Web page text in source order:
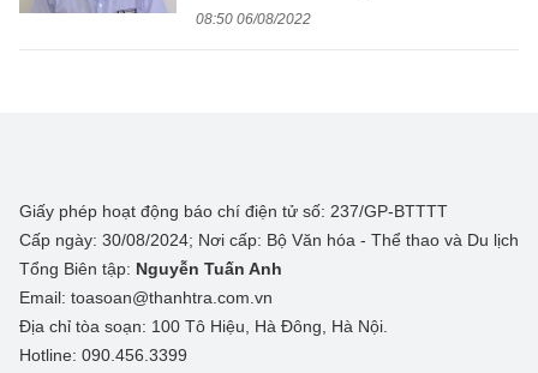
08:50 06/08/2022
Giấy phép hoạt động báo chí điện tử số: 237/GP-BTTTT
Cấp ngày: 30/08/2024; Nơi cấp: Bộ Văn hóa - Thể thao và Du lịch
Tổng Biên tập: Nguyễn Tuấn Anh
Email: toasoan@thanhtra.com.vn
Địa chỉ tòa soạn: 100 Tô Hiệu, Hà Đông, Hà Nội.
Hotline: 090.456.3399